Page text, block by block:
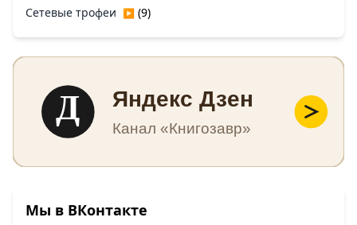
Сетевые трофеи ▶ (9)
Д Яндекс Дзен
Канал «Книгозавр»
Мы в ВКонтакте